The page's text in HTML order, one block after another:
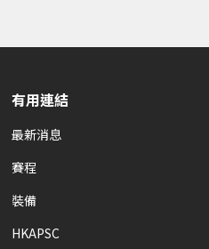
有用連結
最新消息
賽程
裝備
HKAPSC